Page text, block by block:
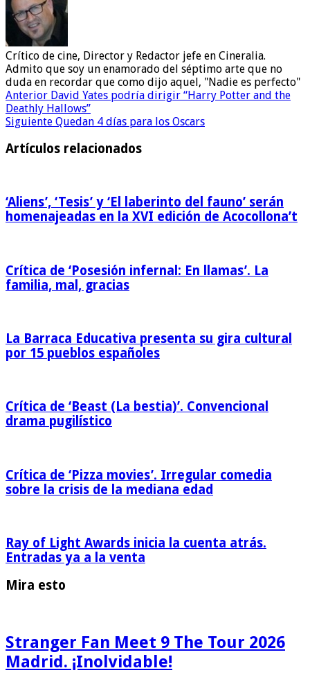
Crítico de cine, Director y Redactor jefe en Cineralia.
Admito que soy un enamorado del séptimo arte que no
duda en recordar que como dijo aquel, "Nadie es perfecto"
Anterior David Yates podría dirigir “Harry Potter and the
Deathly Hallows”
Siguiente Quedan 4 días para los Oscars
Artículos relacionados
‘Aliens’, ‘Tesis’ y ‘El laberinto del fauno’ serán
homenajeadas en la XVI edición de Acocollona’t
Crítica de ‘Posesión infernal: En llamas’. La
familia, mal, gracias
La Barraca Educativa presenta su gira cultural
por 15 pueblos españoles
Crítica de ‘Beast (La bestia)’. Convencional
drama pugilístico
Crítica de ‘Pizza movies’. Irregular comedia
sobre la crisis de la mediana edad
Ray of Light Awards inicia la cuenta atrás.
Entradas ya a la venta
Mira esto
Stranger Fan Meet 9 The Tour 2026
Madrid. ¡Inolvidable!